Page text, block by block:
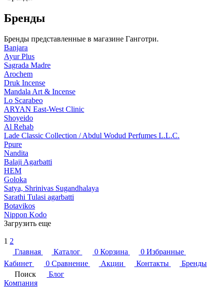
Бренды
Бренды представленные в магазине Ганготри.
Banjara
Ayur Plus
Sagrada Madre
Arochem
Druk Incense
Mandala Art & Incense
Lo Scarabeo
ARYAN East-West Clinic
Shoyeido
Al Rehab
Lade Classic Collection / Abdul Wodud Perfumes L.L.C.
Ppure
Nandita
Balaji Agarbatti
HEM
Goloka
Satya, Shrinivas Sugandhalaya
Sarathi Tulasi agarbatti
Botavikos
Nippon Kodo
Загрузить еще
1 2
Главная
Каталог 0 Корзина 0 Избранные
Кабинет
0 Сравнение Акции Контакты
Бренды
Поиск
Блог
Компания